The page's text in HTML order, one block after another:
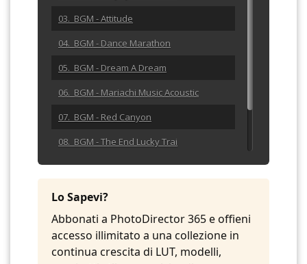
03. BGM - Attitude
04. BGM - Dance Marathon
05. BGM - Dream A Dream
06. BGM - Mariachi Music Acoustic
07. BGM - Red Canyon
08. BGM - The End Lucky Trai
09. BGM - Visionary
10. BGM - Westward Wagons
Lo Sapevi?
Abbonati a PhotoDirector 365 e offieni
accesso illimitato a una collezione in
continua crescita di LUT, modelli,